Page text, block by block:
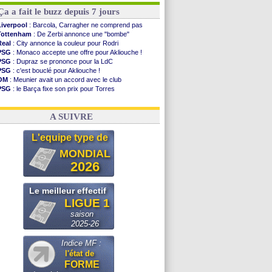
a fait le buzz depuis 7 jours
: Barcola, Carragher ne comprend pas
: De Zerbi annonce une "bombe"
: City annonce la couleur pour Rodri
: Monaco accepte une offre pour Akliouche !
: Dupraz se prononce pour la LdC
: c'est bouclé pour Akliouche !
: Meunier avait un accord avec le club
: le Barça fixe son prix pour Torres
: Torres souhaite rejoindre le PSG !
A SUIVRE
L'equipe type de
MONDIAL
2026
Le meilleur effectif
LIGUE 1
saison
2025-26
Indice MF :
l'état de
FORME